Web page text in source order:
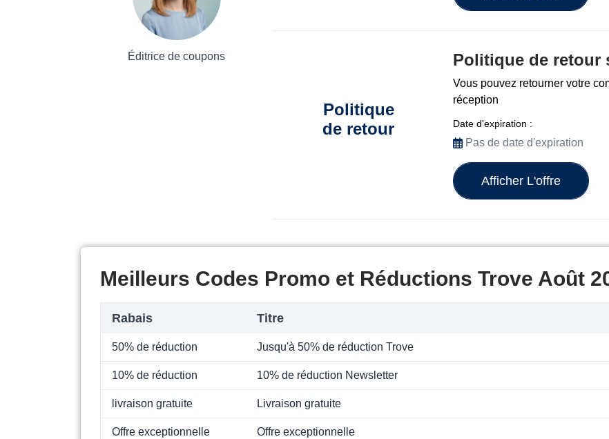
Éditrice de coupons
Politique
de retour
Politique de retour
Vous pouvez retourner votre
réception
Date d'expiration :
Pas de date d'expiration
Afficher L'offre
Meilleurs Codes Promo et Réductions Trove Août
Rabais Titre
50% de réduction Jusqu'à 50% de réduction Trove
10% de réduction 10% de réduction Newsletter
livraison gratuite Livraison gratuite
Offre exceptionnelle Offre exceptionnelle